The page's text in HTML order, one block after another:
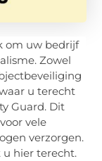
om uw bedrijf
Zowel
u terecht
Guard. Dit
vele
verzorgen.
u hier terecht.